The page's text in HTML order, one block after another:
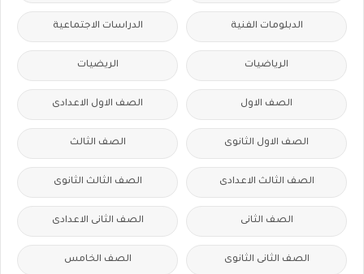
الدبلومات الفنية الدراسات الاجتماعية
الرياضيات الريضيات
الصف الاول الصف الاول الاعدادى
الصف الاول الثانوى الصف الثالث
الصف الثالث الاعدادى الصف الثالث الثانوى
الصف الثانى الصف الثانى الاعدادى
الصف الثانى الثانوى الصف الخامس